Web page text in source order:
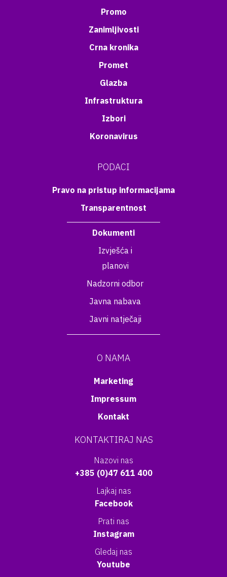
Promo
Zanimljivosti
Crna kronika
Promet
Glazba
Infrastruktura
Izbori
Koronavirus
PODACI
Pravo na pristup informacijama
Transparentnost
Dokumenti
Izvješća i
planovi
Nadzorni odbor
Javna nabava
Javni natječaji
O NAMA
Marketing
Impressum
Kontakt
KONTAKTIRAJ NAS
Nazovi nas
+385 (0)47 611 400
Lajkaj nas
Facebook
Prati nas
Instagram
Gledaj nas
Youtube